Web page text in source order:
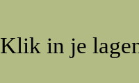
Klik in je